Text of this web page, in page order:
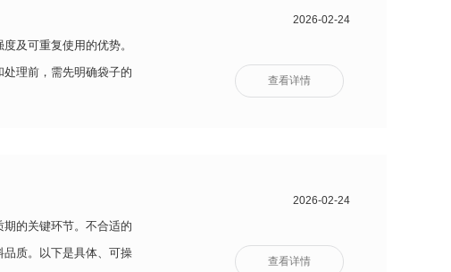
及可重复使用的优势。
理前，需先明确袋子的
2026-02-24
查看详情
的关键环节。不合适的
质。以下是具体、可操
2026-02-24
查看详情